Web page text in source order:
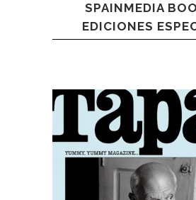
SPAINMEDIA
EDICIONES